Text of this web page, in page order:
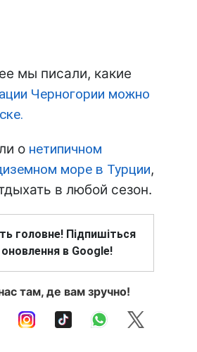
мы писали, какие
Черногории можно
о нетипичном
море в Турции,
в любой сезон.
головне! Підпишіться
в Google!
там, де вам зручно!